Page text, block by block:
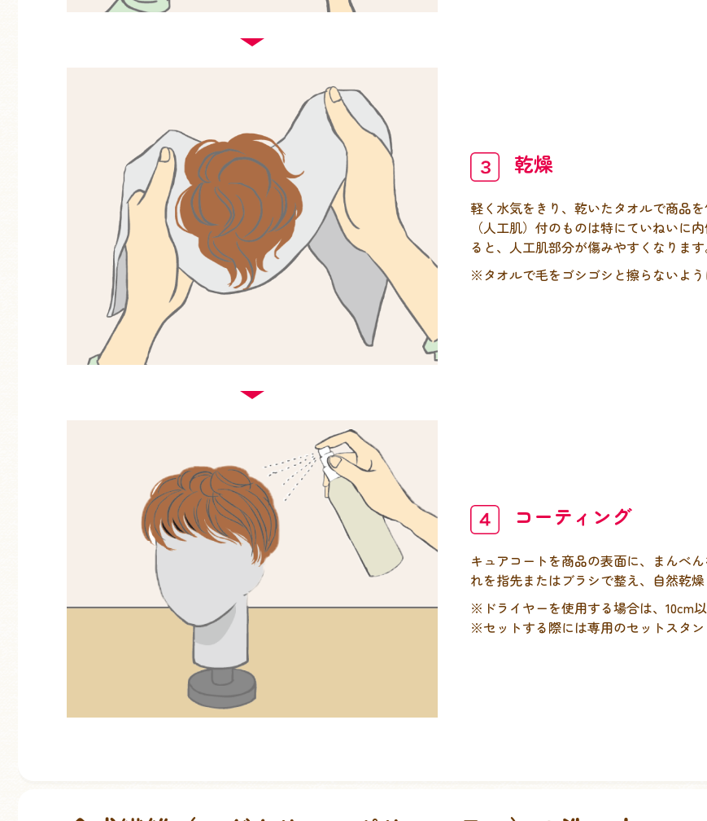
乾燥
軽く水気をきり、乾いたタオルで商品
（人工肌）付のものは特にていねいに
ると、人工肌部分が傷みやすくなります
※タオルで毛をゴシゴシと擦らないよう
コーティング
キュアコートを商品の表面に、まんべ
れを指先またはブラシで整え、自然乾
※ドライヤーを使用する場合は、10cm
※セットする際には専用のセットスタン